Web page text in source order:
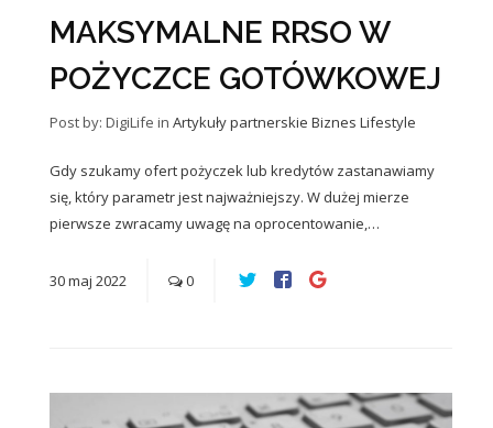
MAKSYMALNE RRSO W
POŻYCZCE GOTÓWKOWEJ
Post by: DigiLife in Artykuły partnerskie Biznes Lifestyle
Gdy szukamy ofert pożyczek lub kredytów zastanawiamy
się, który parametr jest najważniejszy. W dużej mierze
pierwsze zwracamy uwagę na oprocentowanie,…
30maj 2022 0